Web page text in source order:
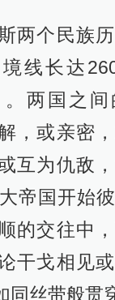
两个民族
线长达
两国之间
，或亲密
互为仇敌，
帝国开始
的交往中
干戈相见
同丝带般贯